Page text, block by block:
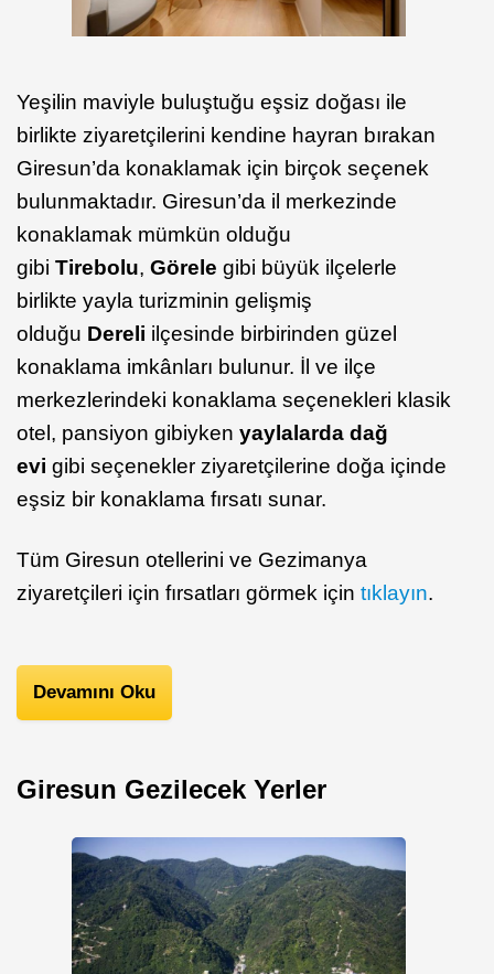
Yeşilin maviyle buluştuğu eşsiz doğası ile
birlikte ziyaretçilerini kendine hayran bırakan
Giresun’da konaklamak için birçok seçenek
bulunmaktadır. Giresun’da il merkezinde
konaklamak mümkün olduğu
gibi Tirebolu, Görele gibi büyük ilçelerle
birlikte yayla turizminin gelişmiş
olduğu Dereli ilçesinde birbirinden güzel
konaklama imkânları bulunur. İl ve ilçe
merkezlerindeki konaklama seçenekleri klasik
otel, pansiyon gibiyken yaylalarda dağ
evi gibi seçenekler ziyaretçilerine doğa içinde
eşsiz bir konaklama fırsatı sunar.
Tüm Giresun otellerini ve Gezimanya
ziyaretçileri için fırsatları görmek için tıklayın.
Devamını Oku
Giresun Gezilecek Yerler